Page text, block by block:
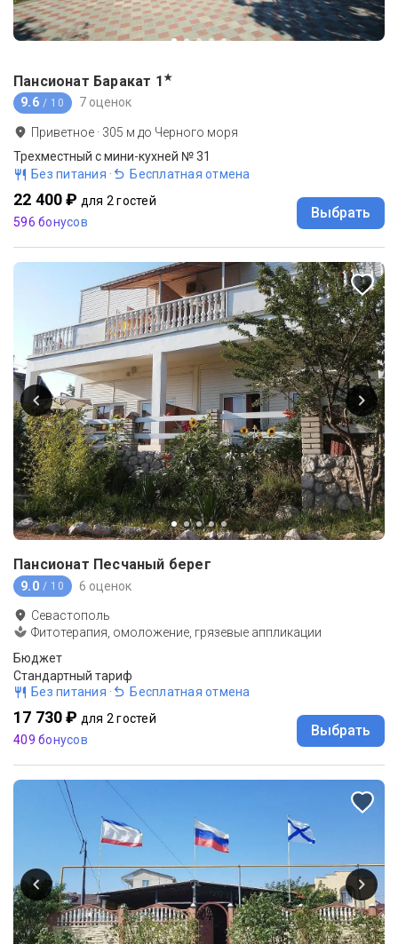
Пансионат Баракат 1★
9.6 / 10 7 оценок
Приветное · 305 м до Черного моря
Трехместный с мини-кухней № 31
Без питания · Бесплатная отмена
22 400 ₽ для 2 гостей
596 бонусов
Выбрать
Пансионат Песчаный берег
9.0 / 10 6 оценок
Севастополь
Фитотерапия, омоложение, грязевые аппликации
Бюджет
Стандартный тариф
Без питания · Бесплатная отмена
17 730 ₽ для 2 гостей
409 бонусов
Выбрать